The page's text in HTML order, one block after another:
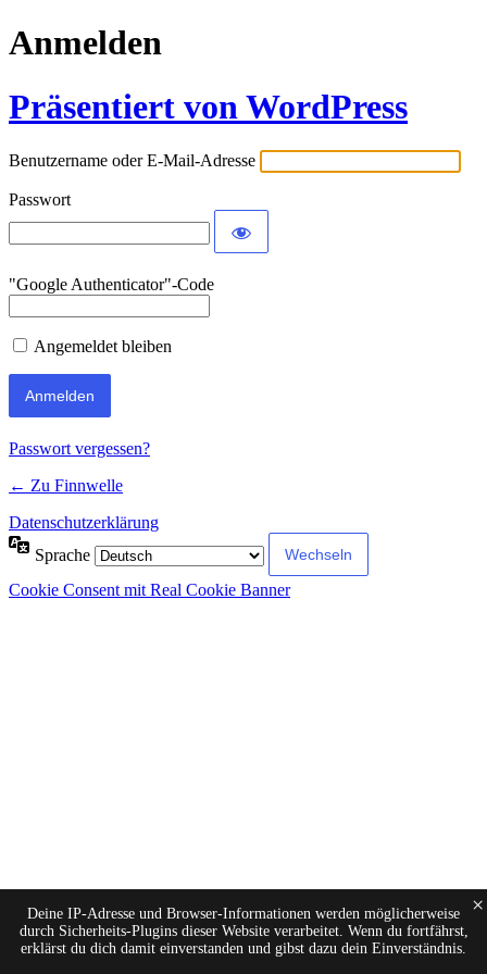
Anmelden
Präsentiert von WordPress
Benutzername oder E-Mail-Adresse
Passwort
"Google Authenticator"-Code
Angemeldet bleiben
Passwort vergessen?
← Zu Finnwelle
Datenschutzerklärung
Sprache
Deine IP-Adresse und Browser-Informationen werden möglicherweise
durch Sicherheits-Plugins dieser Website verarbeitet. Wenn du fortfährst,
erklärst du dich damit einverstanden und gibst dazu dein Einverständnis.
×
Cookie Consent mit Real Cookie Banner